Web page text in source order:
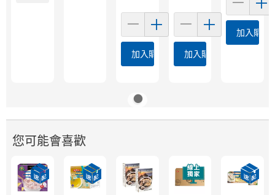
加入購物車 加入購物車
加入購物
您可能會喜歡